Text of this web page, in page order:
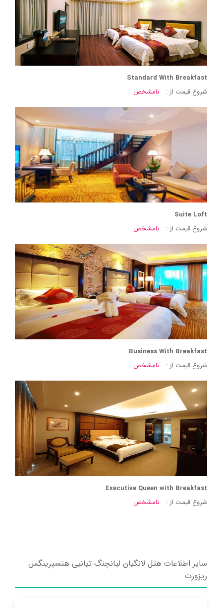
Standard With Breakfast
شروع قیمت از :
نامشخص
Suite Loft
شروع قیمت از :
نامشخص
Business With Breakfast
شروع قیمت از :
نامشخص
Executive Queen with Breakfast
شروع قیمت از :
نامشخص
سایر اطلاعات هتل لانگیان لیانچنگ تیانیی هتسپرینگس
ریزورت